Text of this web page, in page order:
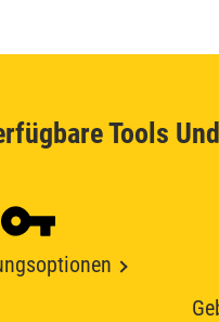
Tools